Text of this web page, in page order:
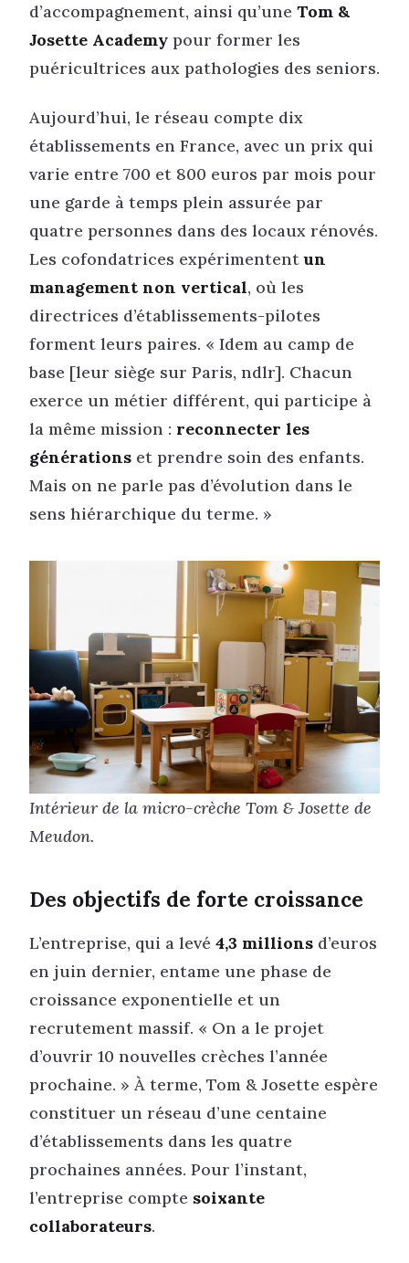
d’accompagnement, ainsi qu’une Tom &
Josette Academy pour former les
puéricultrices aux pathologies des seniors.
Aujourd’hui, le réseau compte dix
établissements en France, avec un prix qui
varie entre 700 et 800 euros par mois pour
une garde à temps plein assurée par
quatre personnes dans des locaux rénovés.
Les cofondatrices expérimententun
management non vertical, où les
directrices d’établissements-pilotes
forment leurs paires. « Idem au camp de
base [leur siège sur Paris, ndlr]. Chacun
exerce un métier différent, qui participe à
la même mission : reconnecter les
générations et prendre soin des enfants.
Mais on ne parle pas d’évolution dans le
sens hiérarchique du terme. »
Intérieur de la micro-crèche Tom & Josette de
Meudon.
Des objectifs de forte croissance
L’entreprise, qui a levé 4,3 millions d’euros
en juin dernier, entame une phase de
croissance exponentielle et un
recrutement massif. « On a le projet
d’ouvrir 10 nouvelles crèches l’année
prochaine. » À terme, Tom & Josette espère
constituer un réseau d’une centaine
d’établissements dans les quatre
prochaines années. Pour l’instant,
l’entreprise compte soixante
collaborateurs.